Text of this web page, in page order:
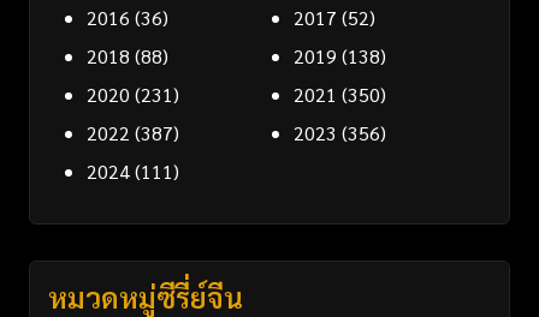
2016 (36) 2017 (52)
2018 (88) 2019 (138)
2020 (231) 2021 (350)
2022 (387) 2023 (356)
2024(111)
หมวดหมู่ซีรี่ย์จีน